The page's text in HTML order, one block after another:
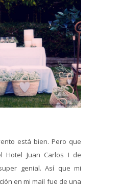
está bien. Pero que
Juan Carlos I de
genial. Así que mi
en mi mail fue de una